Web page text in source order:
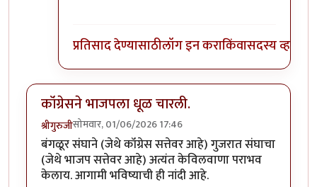
प्रतिसाद देण्यासाठीलॉग इन कराकिंवासदस्य व्हा
कॉंग्रेसने भाजपला धूळ चारली.
श्रीगुरुजीसोमवार, 01/06/2026 17:46
बंगळूर संघाने (जेथे कॉंग्रेस सत्तेवर आहे) गुजरात संघाचा
(जेथे भाजप सत्तेवर आहे) अत्यंत केविलवाणा पराभव
केलाय. आगामी भविष्याची ही नांदी आहे.